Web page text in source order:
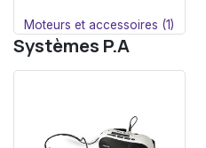
Moteurs et accessoires (1)
Systèmes P.A